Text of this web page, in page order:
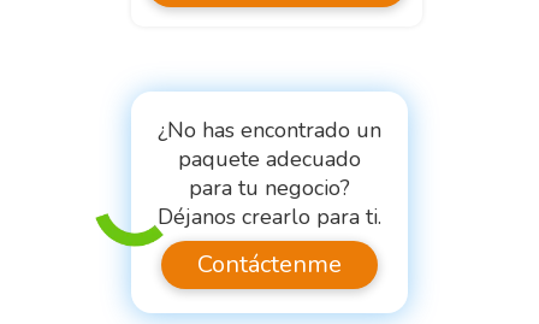
¿No has encontrado un
paquete adecuado
para tu negocio?
Déjanos crearlo para ti.
Contáctenme